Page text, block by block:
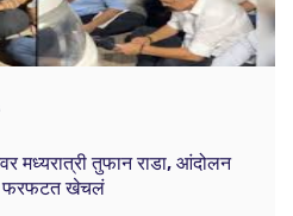
मध्यरात्री तुफान राडा, आंदोलन
फरफटत खेचलं